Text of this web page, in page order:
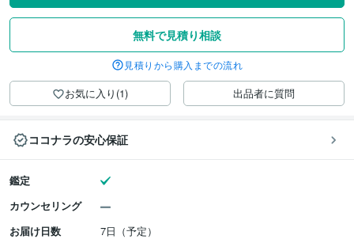
無料で見積り相談
見積りから購入までの流れ
お気に入り(1) 出品者に質問
ココナラの安心保証
鑑定
カウンセリング
お届け日数
7日（予定）